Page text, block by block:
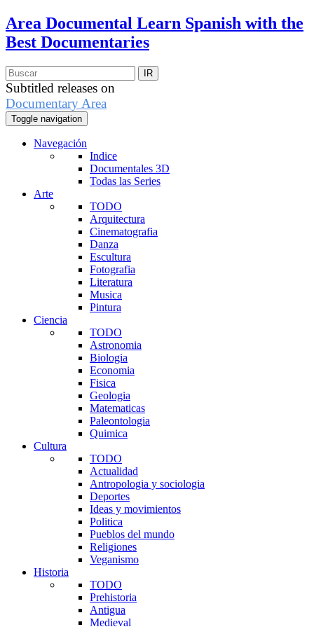
Area Documental Learn Spanish with the
Best Documentaries
Subtitled releases on
Documentary Area
Toggle navigation
Navegación
Indice
Documentales 3D
Todas las Series
Arte
TODO
Arquitectura
Cinematografia
Danza
Escultura
Fotografia
Literatura
Musica
Pintura
Ciencia
TODO
Astronomia
Biologia
Economia
Fisica
Geologia
Matematicas
Paleontologia
Quimica
Cultura
TODO
Actualidad
Antropologia y sociologia
Deportes
Ideas y movimientos
Politica
Pueblos del mundo
Religiones
Veganismo
Historia
TODO
Prehistoria
Antigua
Medieval